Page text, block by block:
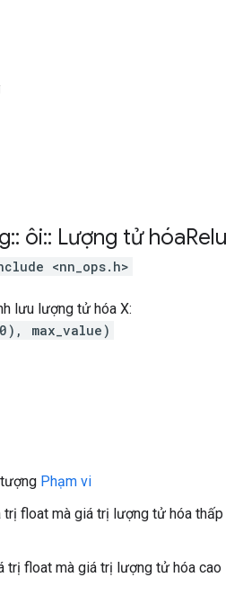
:: ôi:: Lượng tử hóaRelu
<nn_ops.h>
lưu lượng tử hóa X:
max_value)
Phạm vi
trị float mà giá trị lượng tử hóa thấp
trị float mà giá trị lượng tử hóa cao